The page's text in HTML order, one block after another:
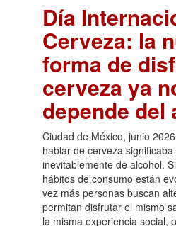
Día
Cerveza: la
forma de
cerveza ya
depende del
Ciudad de México, junio
hablar de cerveza
inevitablemente de alcohol.
hábitos de consumo están
vez más personas buscan
permitan disfrutar el mismo
la misma experiencia social,